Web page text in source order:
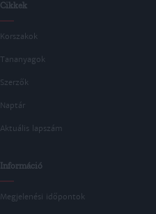
Cikkek
Korszakok
Tananyagok
Szerzők
Naptár
Aktuális lapszám
Információ
Megjelenési időpontok